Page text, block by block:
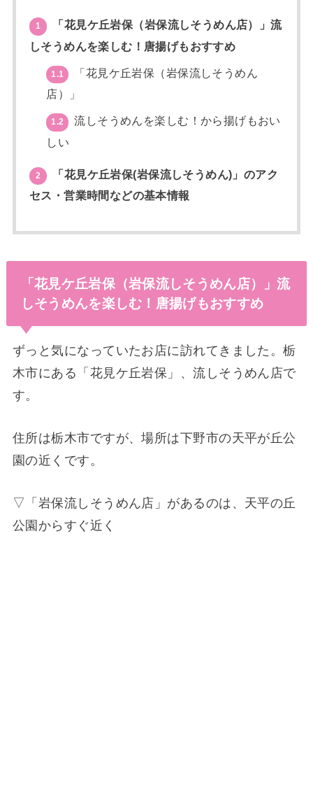
1
「花見ケ丘岩保（岩保流しそうめん店）」流
しそうめんを楽しむ！唐揚げもおすすめ
1.1
「花見ケ丘岩保（岩保流しそうめん
店）」
1.2
流しそうめんを楽しむ！から揚げもおい
しい
2
「花見ケ丘岩保(岩保流しそうめん)」のアク
セス・営業時間などの基本情報
「花見ケ丘岩保（岩保流しそうめん店）」流
しそうめんを楽しむ！唐揚げもおすすめ
ずっと気になっていたお店に訪れてきました。栃
木市にある「花見ケ丘岩保」、流しそうめん店で
す。
住所は栃木市ですが、場所は下野市の天平が丘公
園の近くです。
▽「岩保流しそうめん店」があるのは、天平の丘
公園からすぐ近く